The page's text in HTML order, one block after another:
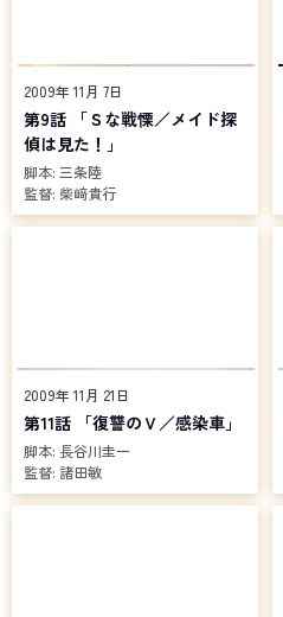
2009年 11月 7日
第9話 「Ｓな戦慄／メイド探
偵は見た！」
脚本: 三条陸
監督: 柴﨑貴行
2009年 11月 21日
第11話 「復讐のＶ／感染車」
脚本: 長谷川圭一
監督: 諸田敏